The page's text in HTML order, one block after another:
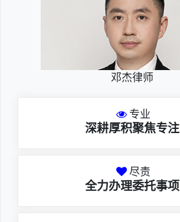
邓杰律师
专业
深耕厚积聚焦专注
尽责
全力办理委托事项